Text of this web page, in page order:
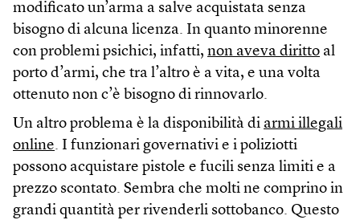
modificato un’arma a salve acquistata senza
bisogno di alcuna licenza. In quanto minorenne
con problemi psichici, infatti, non aveva diritto al
porto d’armi, che tra l’altro è a vita, e una volta
ottenuto non c’è bisogno di rinnovarlo.
Un altro problema è la disponibilità di armi illegali
online. I funzionari governativi e i poliziotti
possono acquistare pistole e fucili senza limiti e a
prezzo scontato. Sembra che molti ne comprino in
grandi quantità per rivenderli sottobanco. Questo